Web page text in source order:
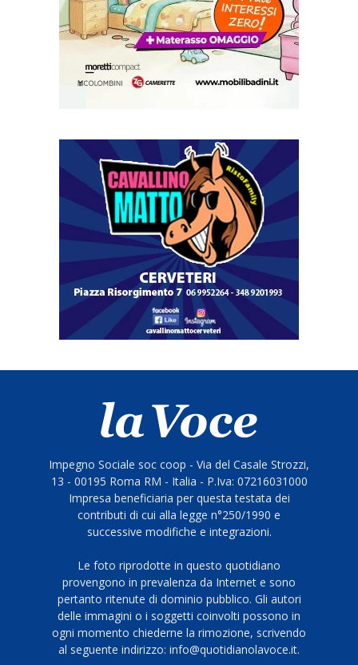
Impegno Sociale soc coop - Via del Casale Strozzi,
13 - 00195 Roma RM - Italia - P.Iva: 07216031000
Impresa beneficiaria per questa testata dei
contributi di cui alla legge n°250/1990 e
successive modifiche e integrazioni.
Le foto riprodotte in questo quotidiano
provengono in prevalenza da Internet e sono
pertanto ritenute di dominio pubblico. Gli autori
delle immagini o i soggetti coinvolti possono in
ogni momento chiederne la rimozione, scrivendo
al seguente indirizzo: info@quotidianolavoce.it.